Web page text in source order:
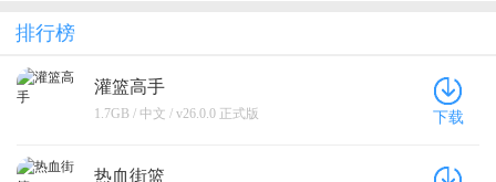
排行榜
灌篮高手
1.7GB / 中文 / v26.0.0 正式版 下载
热血街篮